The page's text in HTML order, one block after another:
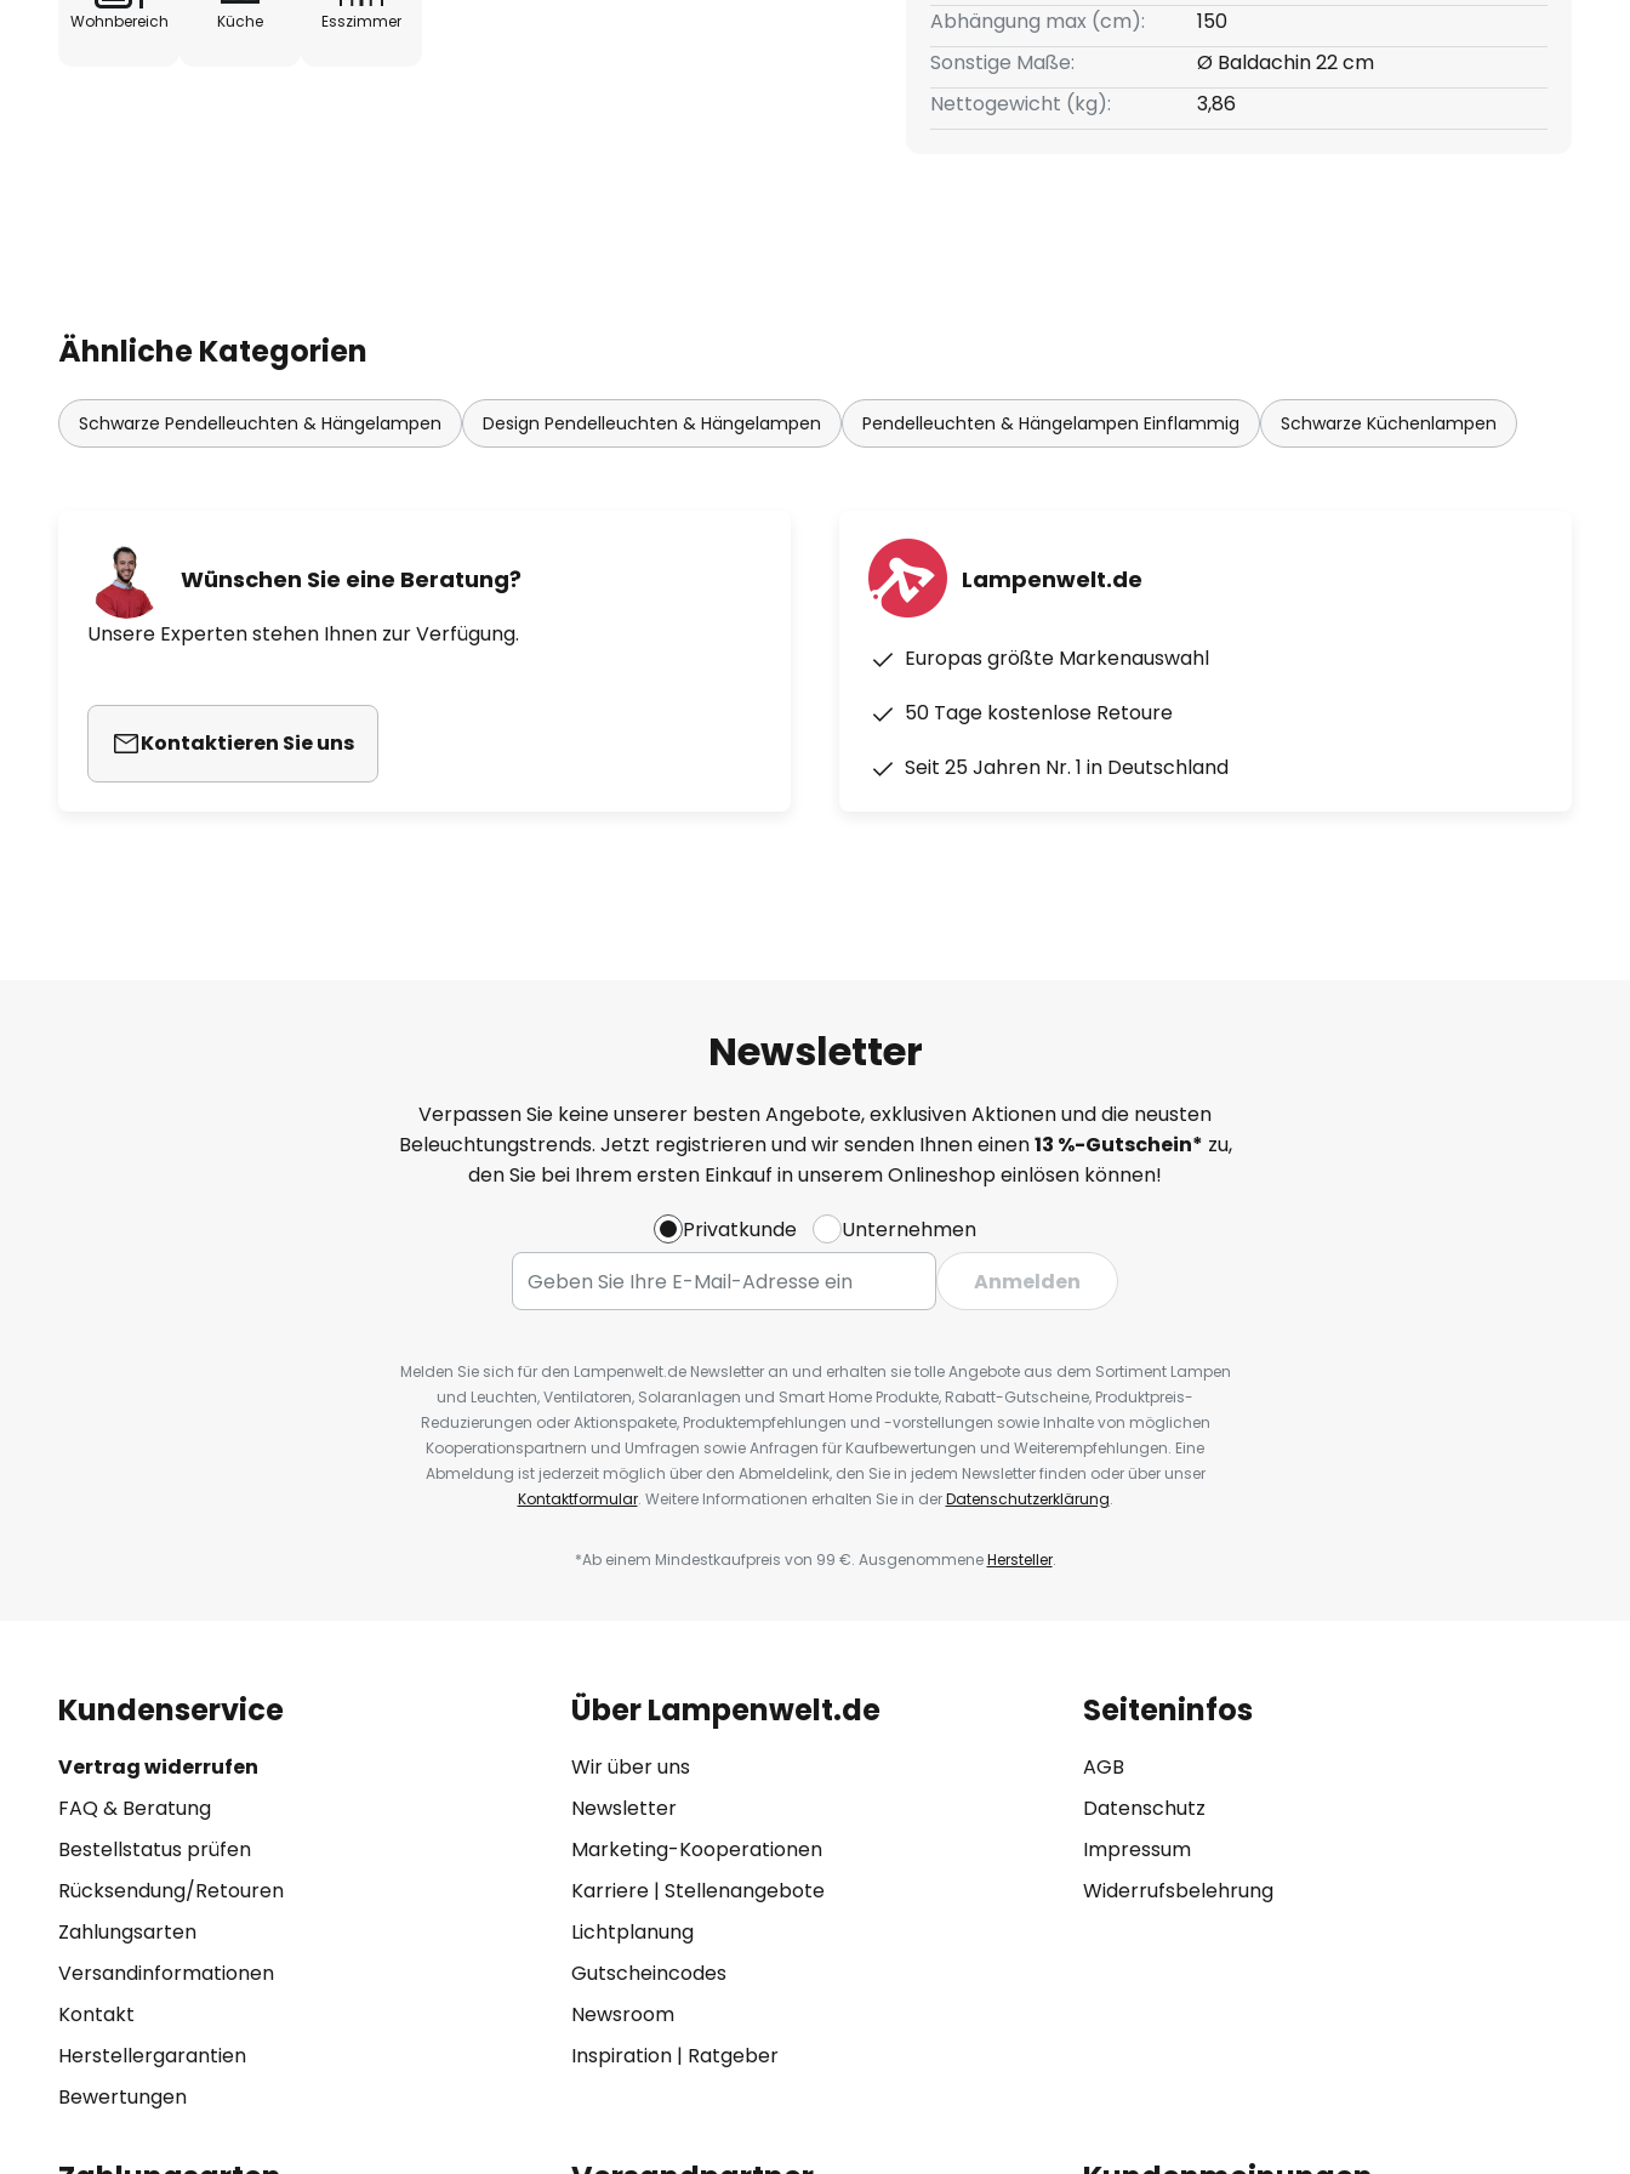
Tischbeleuchtung und kann auch an großen, langen Tafeln zum
intuitiv erfasst und offenbart werden. Der Fokus liegt auf den
einfachen, sehr bewusst ausgesuchten Linien, die in Kombination
mit außerordentlichen Designformen in einer unablässigen
Gegenüberstellung von Form und Funktion stehen.
Wohnbereich Küche Esszimmer
Abhängung max (cm):
150
Sonstige Maße:
Ø Baldachin 22 cm
Nettogewicht (kg):
3,86
Ähnliche Kategorien
Schwarze Pendelleuchten & Hängelampen Design Pendelleuchten & Hängelampen Pendelleuchten & Hängelampen Einflammig Schwarze Küchenlampen
Wünschen Sie eine Beratung?
Unsere Experten stehen Ihnen zur Verfügung.
Kontaktieren Sie uns
Lampenwelt.de
Europas größte Markenauswahl
50 Tage kostenlose Retoure
Seit 25 Jahren Nr. 1 in Deutschland
Newsletter
Verpassen Sie keine unserer besten Angebote, exklusiven Aktionen und die neusten
Beleuchtungstrends. Jetzt registrieren und wir senden Ihnen einen13 %-Gutschein* zu,
den Sie bei Ihrem ersten Einkauf in unserem Onlineshop einlösen können!
Privatkunde
Unternehmen
Anmelden
Melden Sie sich für den Lampenwelt.de Newsletter an und erhalten sie tolle Angebote aus dem Sortiment Lampen
und Leuchten, Ventilatoren, Solaranlagen und Smart Home Produkte, Rabatt-Gutscheine, Produktpreis-
Reduzierungen oder Aktionspakete, Produktempfehlungen und -vorstellungen sowie Inhalte von möglichen
Kooperationspartnern und Umfragen sowie Anfragen für Kaufbewertungen und Weiterempfehlungen. Eine
Abmeldung ist jederzeit möglich über den Abmeldelink, den Sie in jedem Newsletter finden oder über unser
Kontaktformular. Weitere Informationen erhalten Sie in derDatenschutzerklärung.
*Ab einem Mindestkaufpreis von 99 €. AusgenommeneHersteller.
Kundenservice
Vertrag widerrufen
FAQ & Beratung
Bestellstatus prüfen
Rücksendung/Retouren
Zahlungsarten
Versandinformationen
Kontakt
Herstellergarantien
Bewertungen
Über Lampenwelt.de
Wir über uns
Newsletter
Marketing-Kooperationen
Karriere| Stellenangebote
Lichtplanung
Gutscheincodes
Newsroom
Inspiration| Ratgeber
Seiteninfos
AGB
Datenschutz
Impressum
Widerrufsbelehrung